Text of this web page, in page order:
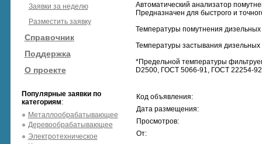
Заявки за неделю
Разместить заявку
Справочник
Поддержка
О проекте
Популярные заявки по
категориям:
Металлообрабатывающее
Деревообрабатывающее
Электротехническое
Автоматический анализатор
Предназначен для быстрого и
Температуры помутнения дизельных
Температуры застывания дизельных
*Предельной температуры
D2500, ГОСТ 5066-91, ГОСТ 22254-
Код объявления:
Дата размещения:
Просмотров:
От: